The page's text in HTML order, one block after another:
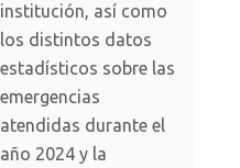
institución, así como
los distintos datos
estadísticos sobre las
emergencias
atendidas durante el
año 2024 y la